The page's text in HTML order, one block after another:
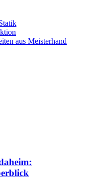
aus Meisterhand